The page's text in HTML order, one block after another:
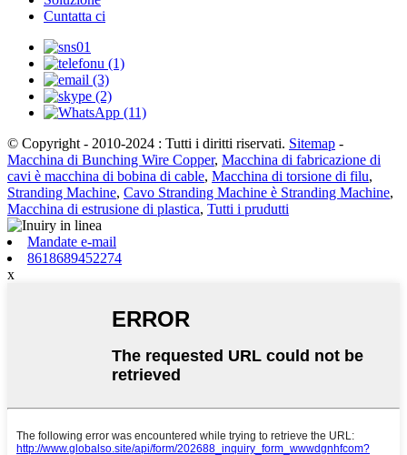
Cuntatta ci
© Copyright - 2010-2024 : Tutti i diritti riservati. Sitemap -
Macchina di Bunching Wire Copper, Macchina di fabricazione di
cavi è macchina di bobina di cable, Macchina di torsione di filu,
Stranding Machine, Cavo Stranding Machine è Stranding Machine,
Macchina di estrusione di plastica, Tutti i prudutti
Mandate e-mail
8618689452274
x